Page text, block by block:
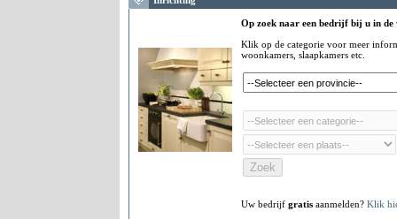
Op zoek naar een bedrijf bij u in
Klik op de categorie voor meer
woonkamers, slaapkamers etc.
Uw bedrijf gratis aanmelden? Klik